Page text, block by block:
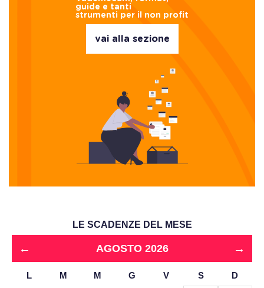
guide e tanti
strumenti per il non profit
vai alla sezione
LE SCADENZE DEL MESE
← AGOSTO 2026 →
L M M G V S D